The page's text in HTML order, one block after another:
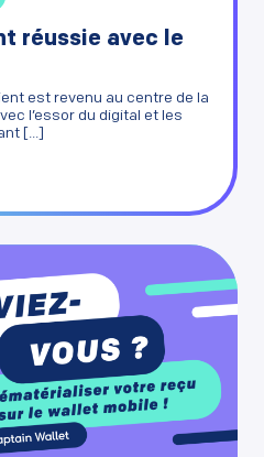
réussie avec le
est revenu au centre de la
l’essor du digital et les
[...]